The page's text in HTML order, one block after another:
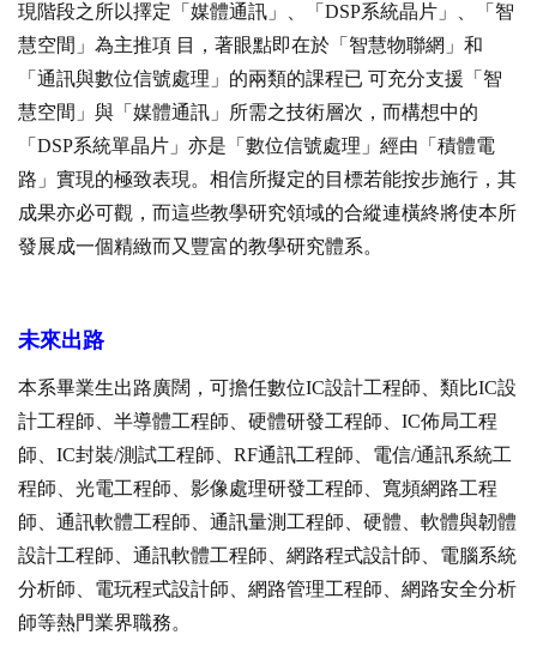
現階段之所以擇定「媒體通訊」、「DSP系統晶片」、「智
慧空間」為主推項 目，著眼點即在於「智慧物聯網」和
「通訊與數位信號處理」的兩類的課程已 可充分支援「智
慧空間」與「媒體通訊」所需之技術層次，而構想中的
「DSP系統單晶片」亦是「數位信號處理」經由「積體電
路」實現的極致表現。相信所擬定的目標若能按步施行，其
成果亦必可觀，而這些教學研究領域的合縱連橫終將使本所
發展成一個精緻而又豐富的教學研究體系。
未來出路
本系畢業生出路廣闊，可擔任數位IC設計工程師、類比IC設
計工程師、半導體工程師、硬體研發工程師、IC佈局工程
師、IC封裝/測試工程師、RF通訊工程師、電信/通訊系統工
程師、光電工程師、影像處理研發工程師、寬頻網路工程
師、通訊軟體工程師、通訊量測工程師、硬體、軟體與韌體
設計工程師、通訊軟體工程師、網路程式設計師、電腦系統
分析師、電玩程式設計師、網路管理工程師、網路安全分析
師等熱門業界職務。